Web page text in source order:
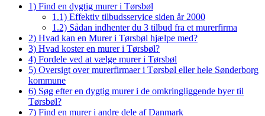
1) Find en dygtig murer i Tørsbøl
1.1) Effektiv tilbudsservice siden år 2000
1.2) Sådan indhenter du 3 tilbud fra et murerfirma
2) Hvad kan en Murer i Tørsbøl hjælpe med?
3) Hvad koster en murer i Tørsbøl?
4) Fordele ved at vælge murer i Tørsbøl
5) Oversigt over murerfirmaer i Tørsbøl eller hele Sønderborg
kommune
6) Søg efter en dygtig murer i de omkringliggende byer til
Tørsbøl?
7) Find en murer i andre dele af Danmark